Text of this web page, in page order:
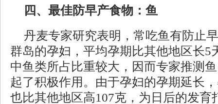
四、最佳防早产食物：鱼
丹麦专家研究表明，常吃鱼有防止
群岛的孕妇，平均孕期比其他地区长5
中鱼类所占比重较大，因而专家推测
起了积极作用。由于孕妇的孕期延长
也比其他地区高107克，为日后的发育